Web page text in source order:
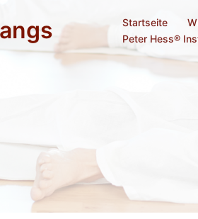
Startseite
Peter Hess®